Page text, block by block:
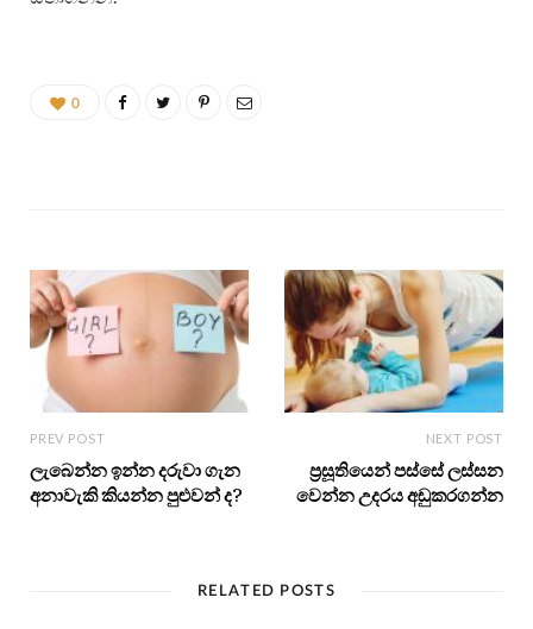
0
PREV POST
ලැබෙන්න ඉන්න දරුවා ගැන
අනාවැකි කියන්න පුළුවන් ද?
NEXT POST
ප්‍රසූතියෙන් පස්සේ ලස්සන
වෙන්න උදරය අඩුකරගන්න
RELATED POSTS